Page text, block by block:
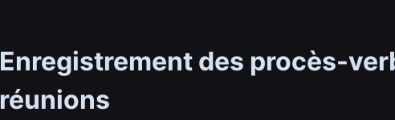
Enregistrement des procès-
réunions